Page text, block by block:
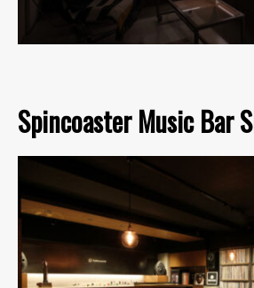
Spincoaster Music Bar